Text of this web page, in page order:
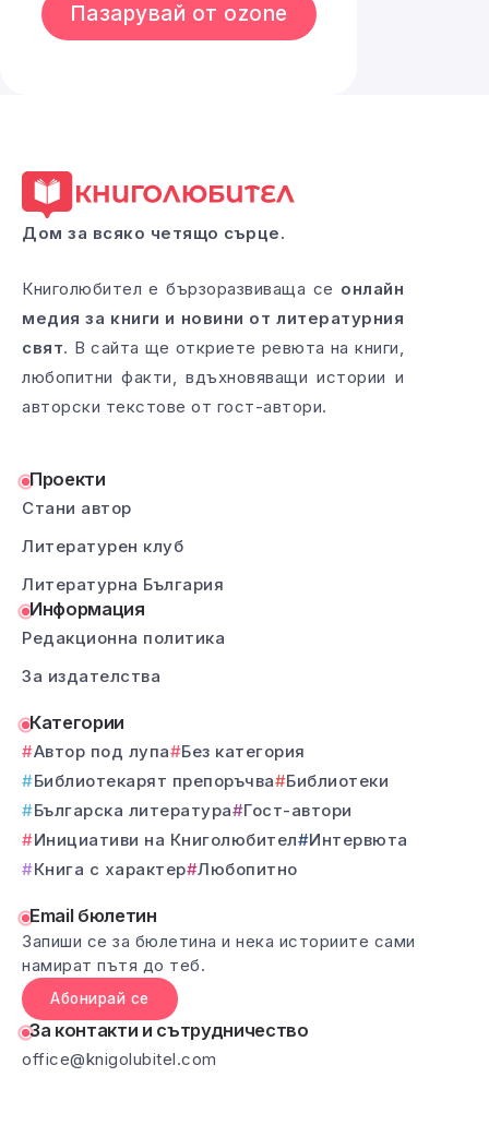
Пазарувай от ozone
Дом за всяко четящо сърце.
Книголюбител е бързоразвиваща се онлайн
медия за книги и новини от литературния
свят. В сайта ще откриете ревюта на книги,
любопитни факти, вдъхновяващи истории и
авторски текстове от гост-автори.
Проекти
Стани автор
Литературен клуб
Литературна България
Информация
Редакционна политика
За издателства
Категории
Автор под лупа
Без категория
Библиотекарят препоръчва
Библиотеки
Българска литература
Гост-автори
Инициативи на Книголюбител
Интервюта
Книга с характер Любопитно
Email бюлетин
Запиши се за бюлетина и нека историите сами
намират пътя до теб.
Абонирай се
За контакти и сътрудничество
office@knigolubitel.com